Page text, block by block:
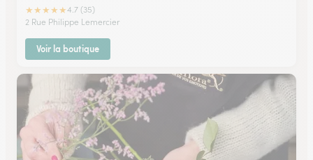
★★★★★4.7 (35)
2 Rue Philippe Lemercier
Voir la boutique